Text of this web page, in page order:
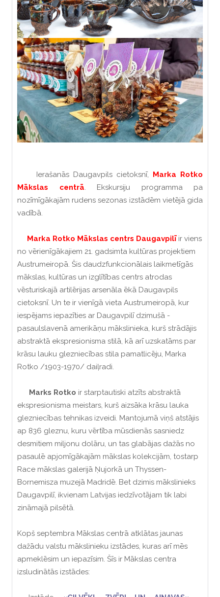
Ierašanās Daugavpils cietoksnī, Marka Rotko
Mākslas centrā . Ekskursiju programma pa
nozīmīgākajām rudens sezonas izstādēm vietējā gida
vadībā.
Marka Rotko Mākslas centrs Daugavpilīir viens
no vērienīgākajiem 21. gadsimta kultūras projektiem
Austrumeiropā. Šis daudzfunkcionālais laikmetīgās
mākslas, kultūras un izglītības centrs atrodas
vēsturiskajā artilērijas arsenāla ēkā Daugavpils
cietoksnī. Un te ir vienīgā vieta Austrumeiropā, kur
iespējams iepazīties ar Daugavpilī dzimušā -
pasaulslavenā amerikāņu mākslinieka, kurš strādājis
abstraktā ekspresionisma stilā, kā arī uzskatāms par
krāsu lauku glezniecības stila pamatlicēju, Marka
Rotko /1903-1970/ daiļradi.
Marks Rotko ir starptautiski atzīts abstraktā
ekspresionisma meistars, kurš aizsāka krāsu lauka
glezniecības tehnikas izveidi. Mantojumā viņš atstājis
ap 836 gleznu, kuru vērtība mūsdienās sasniedz
desmitiem miljonu dolāru, un tas glabājas dažās no
pasaulē apjomīgākajām mākslas kolekcijām, tostarp
Race mākslas galerijā Ņujorkā un Thyssen-
Bornemisza muzejā Madridē. Bet dzimis mākslinieks
Daugavpilī, ikvienam Latvijas iedzīvotājam tik labi
zināmajā pilsētā.
Kopš septembra Mākslas centrā atklātas jaunas
dažādu valstu mākslinieku izstādes, kuras arī mēs
apmeklēsim un iepazīsim. Šīs ir Mākslas centra
izsludinātās izstādes: